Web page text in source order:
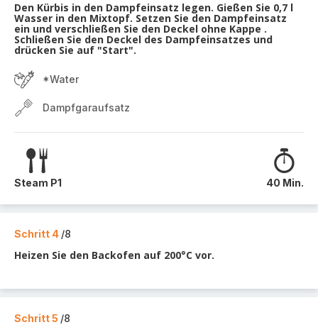
Den Kürbis in den Dampfeinsatz legen. Gießen Sie 0,7 l
Wasser in den Mixtopf. Setzen Sie den Dampfeinsatz
ein und verschließen Sie den Deckel ohne Kappe .
Schließen Sie den Deckel des Dampfeinsatzes und
drücken Sie auf "Start".
*Water
Dampfgaraufsatz
Steam P1 40 Min.
Schritt 4 /8
Heizen Sie den Backofen auf 200°C vor.
Schritt 5 /8